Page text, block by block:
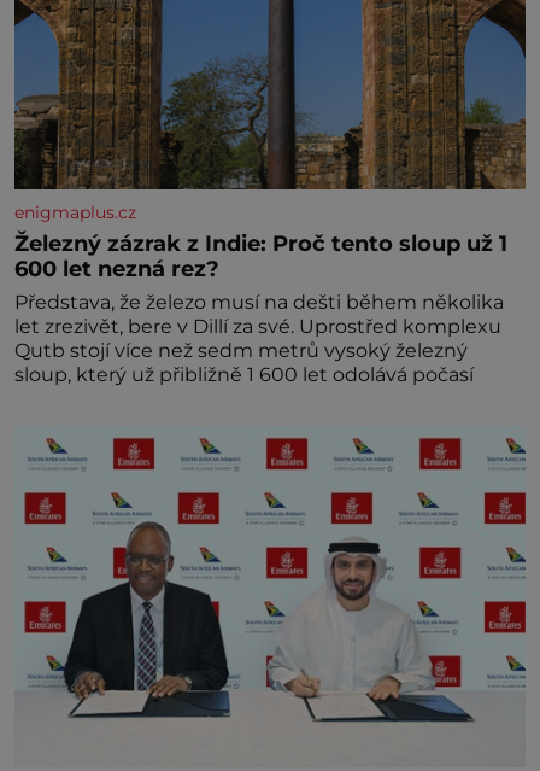
enigmaplus.cz
Železný zázrak z Indie: Proč tento sloup už 1
600 let nezná rez?
Představa, že železo musí na dešti během několika
let zrezivět, bere v Dillí za své. Uprostřed komplexu
Qutb stojí více než sedm metrů vysoký železný
sloup, který už přibližně 1 600 let odolává počasí